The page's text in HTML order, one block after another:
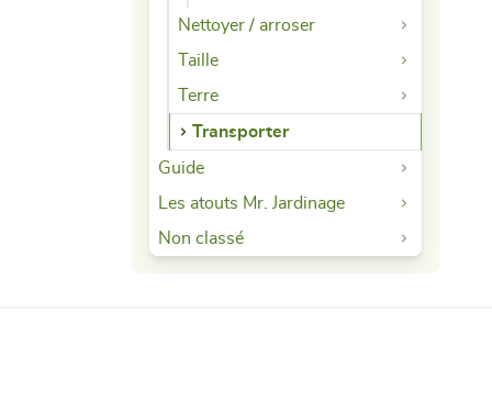
Nettoyer / arroser
Taille
Terre
Transporter
Guide
Les atouts Mr. Jardinage
Non classé